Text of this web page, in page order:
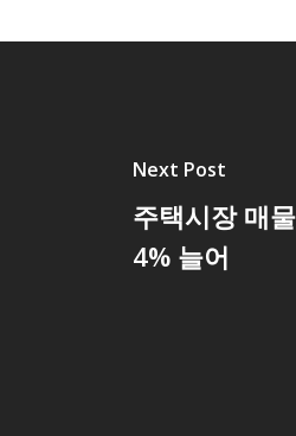
Next Post
주택시장 매
4% 늘어